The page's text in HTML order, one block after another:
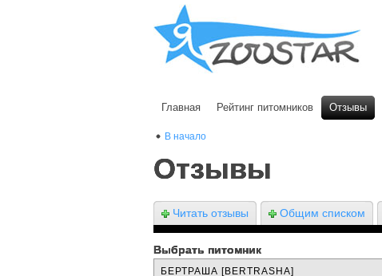
Главная Рейтинг питомников Отзывы
В начало
Отзывы
Читать отзывы Общим списком
Выбрать питомник